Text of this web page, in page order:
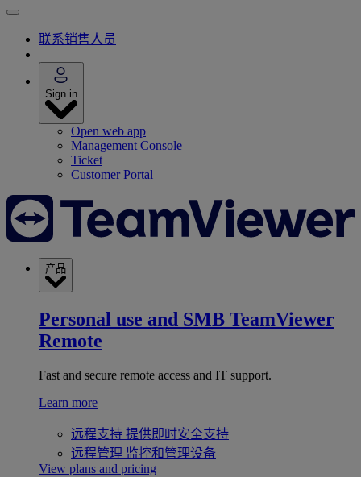
联系销售人员
Sign in
Open web app
Management Console
Ticket
Customer Portal
产品
Personal use and SMB TeamViewer
Remote
Fast and secure remote access and IT support.
Learn more
远程支持 提供即时安全支持
远程管理 监控和管理设备
View plans and pricing